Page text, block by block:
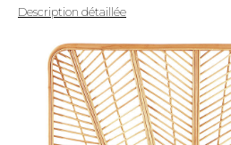
Description détaillée